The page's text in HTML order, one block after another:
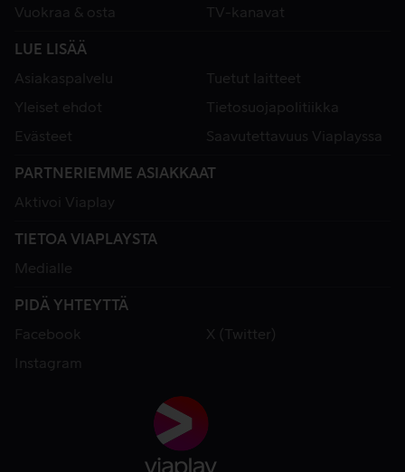
Vuokraa & osta
TV-kanavat
LUE LISÄÄ
Asiakaspalvelu
Tuetut laitteet
Yleiset ehdot
Tietosuojapolitiikka
Evästeet
Saavutettavuus Viaplayssa
PARTNERIEMME ASIAKKAAT
Aktivoi Viaplay
TIETOA VIAPLAYSTA
Medialle
PIDÄ YHTEYTTÄ
Facebook
X (Twitter)
Instagram